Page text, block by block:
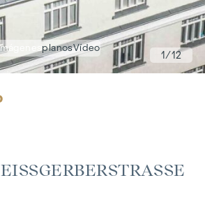
planosVídeo
1/12
17